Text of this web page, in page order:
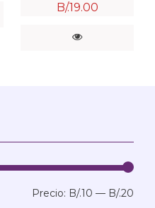
B/.19.00
Precio: B/.10 — B/.20